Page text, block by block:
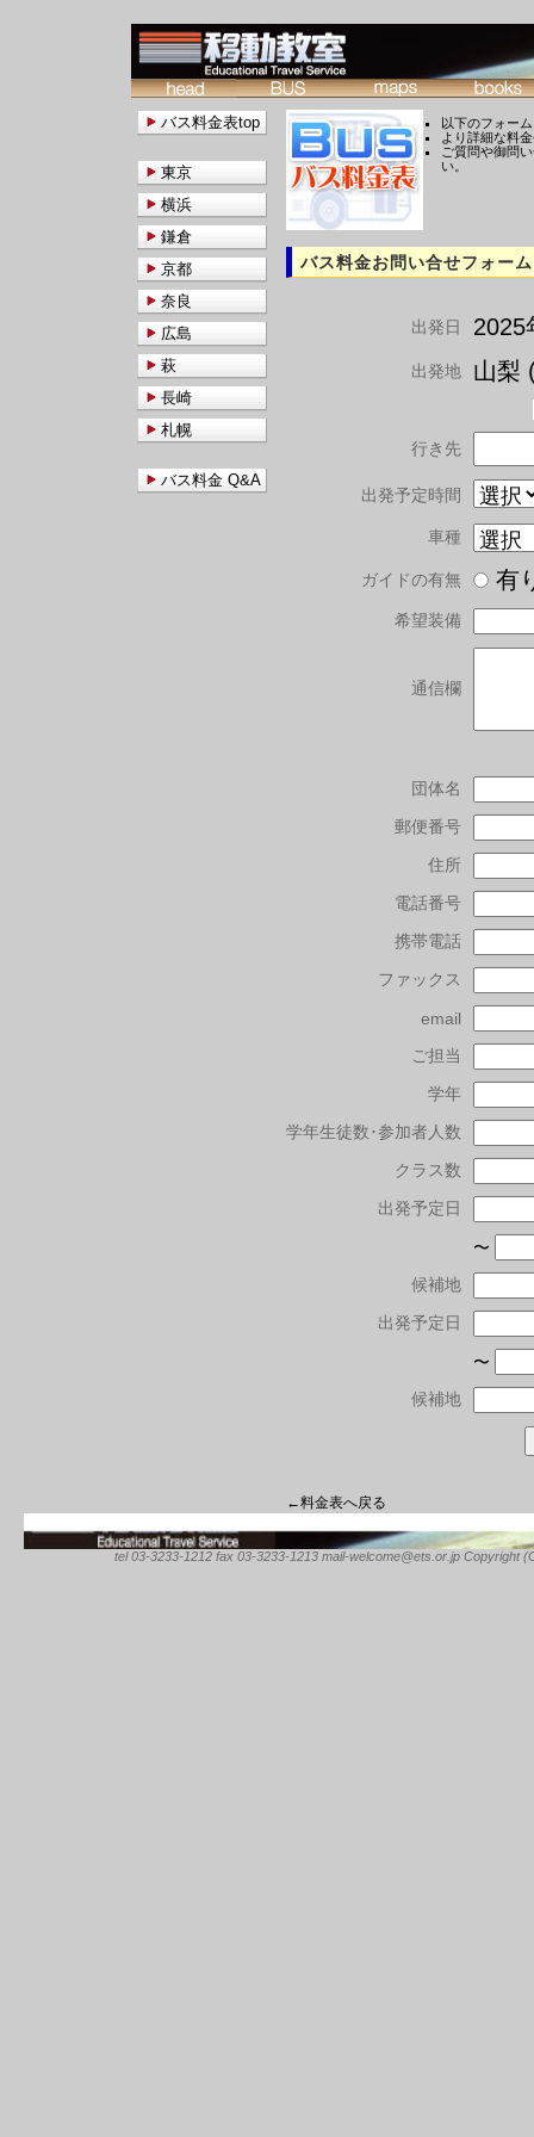
以下のフォー
より詳細な料
ご質問や御問
い。
バス料金お問い合せフォーム
出発日 2025
出発地 山梨
行き先
出発予定時間
車種
ガイドの有無
希望装備
通信欄
団体名
郵便番号
住所
電話番号
携帯電話
ファックス
email
ご担当
学年
学年生徒数･参加者人数
クラス数
出発予定日
〜
候補地
出発予定日
〜
候補地
←料金表へ戻る
バス料金表top
東京
横浜
鎌倉
京都
奈良
広島
萩
長崎
札幌
バス料金 Q&A
tel 03-3233-1212 fax 03-3233-1213 mail-welcome@ets.or.jp Copyright